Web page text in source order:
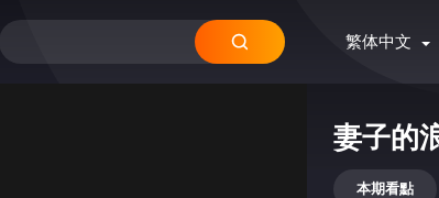
繁体中文
妻子的
本期看點